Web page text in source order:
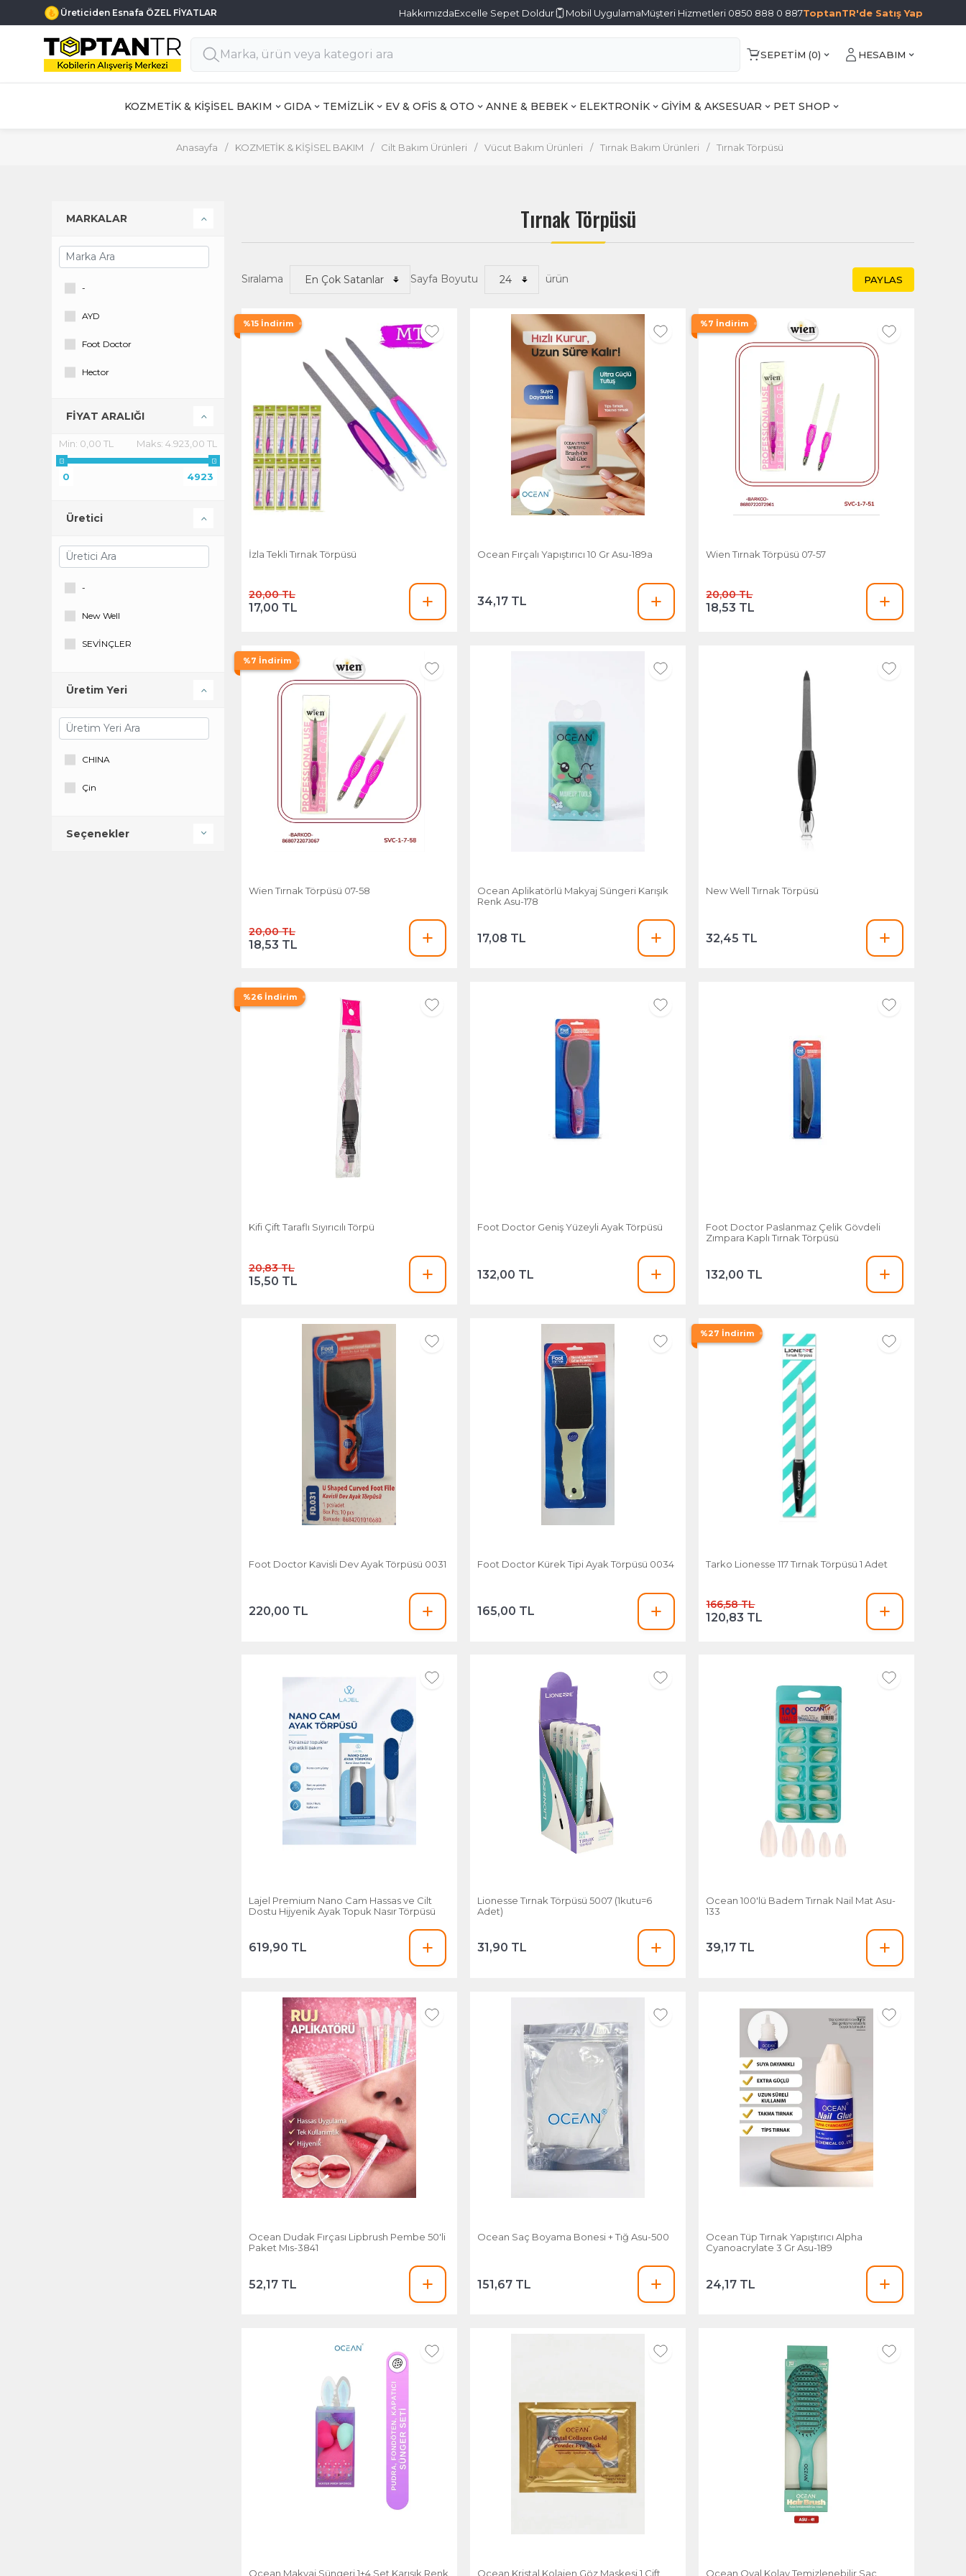
Üreticiden Esnafa ÖZEL FİYATLAR HakkımızdaExcelle Sepet Doldur Mobil UygulamaMüşteri Hizmetleri 0850 888 0 887ToptanTR'de Satış Yap
SEPETIM (0) HESABIM
KOZMETİK & KİŞİSEL BAKIM GIDA TEMİZLİK EV & OFİS & OTO ANNE & BEBEK ELEKTRONİK GİYİM & AKSESUAR PET SHOP
Anasayfa / KOZMETİK & KİŞİSEL BAKIM / Cilt Bakım Ürünleri / Vücut Bakım Ürünleri / Tırnak Bakım Ürünleri / Tırnak Törpüsü
Tırnak Törpüsü
Sıralama Sayfa Boyutu ürün PAYLAS
%15 İndirim
İzla Tekli Tırnak Törpüsü
20,00 TL
17,00 TL
Ocean Fırçalı Yapıştırıcı 10 Gr Asu-189a
34,17 TL
%7 İndirim
Wien Tırnak Törpüsü 07-57
20,00 TL
18,53 TL
%7 İndirim
Wien Tırnak Törpüsü 07-58
20,00 TL
18,53 TL
Ocean Aplikatörlü Makyaj Süngeri Karışık
Renk Asu-178
17,08 TL
New Well Tırnak Törpüsü
32,45 TL
%26 İndirim
Kifi Çift Taraflı Sıyırıcılı Törpü
20,83 TL
15,50 TL
Foot Doctor Geniş Yüzeyli Ayak Törpüsü
132,00 TL
Foot Doctor Paslanmaz Çelik Gövdeli
Zımpara Kaplı Tırnak Törpüsü
132,00 TL
Foot Doctor Kavisli Dev Ayak Törpüsü 0031
220,00 TL
Foot Doctor Kürek Tipi Ayak Törpüsü 0034
165,00 TL
%27 İndirim
Tarko Lionesse 117 Tırnak Törpüsü 1 Adet
166,58 TL
120,83 TL
Lajel Premium Nano Cam Hassas ve Cilt
Dostu Hijyenik Ayak Topuk Nasır Törpüsü
619,90 TL
Lionesse Tırnak Törpüsü 5007 (1kutu=6
Adet)
31,90 TL
Ocean 100'lü Badem Tırnak Nail Mat Asu-
133
39,17 TL
Ocean Dudak Fırçası Lipbrush Pembe 50'li
Paket Mıs-3841
52,17 TL
Ocean Saç Boyama Bonesi + Tığ Asu-500
151,67 TL
Ocean Tüp Tırnak Yapıştırıcı Alpha
Cyanoacrylate 3 Gr Asu-189
24,17 TL
Ocean Makyaj Süngeri 1+4 Set Karışık Renk Ocean Kristal Kolajen Göz Maskesi 1 Çift Ocean Oval Kolay Temizlenebilir Saç
MARKALAR
-
AYD
Foot Doctor
Hector
Lionesse
New Well
Point
WİEN
Yeni bir marka
FİYAT ARALIĞI
Min: 0,00 TL Maks: 4.923,00 TL
0 4923
Üretici
-
New Well
SEVİNÇLER
Üretim Yeri
CHINA
Çin
Seçenekler